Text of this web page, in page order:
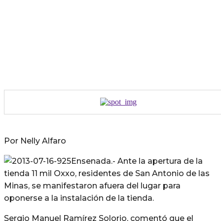
Por Nelly Alfaro
Ensenada.- Ante la apertura de la
tienda 11 mil Oxxo, residentes de San Antonio de las
Minas, se manifestaron afuera del lugar para
oponerse a la instalación de la tienda.
Sergio Manuel Ramírez Solorio, comentó que el